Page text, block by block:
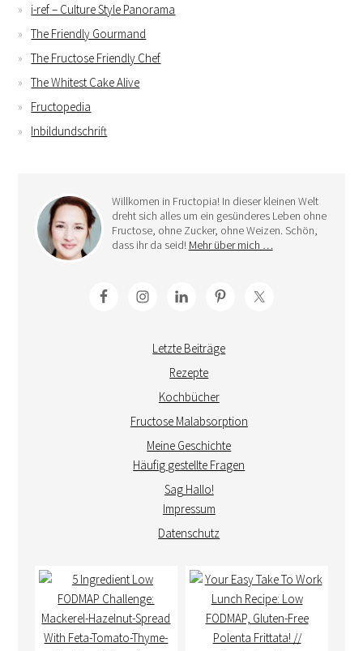
i-ref – Culture Style Panorama
The Friendly Gourmand
The Fructose Friendly Chef
The Whitest Cake Alive
Fructopedia
Inbildundschrift
Willkomen in Fructopia! In dieser kleinen Welt
dreht sich alles um ein gesünderes Leben ohne
Fructose, ohne Zucker, ohne Weizen. Schön,
dass ihr da seid! Mehr über mich …
Letzte Beiträge
Rezepte
Kochbücher
Fructose Malabsorption
Meine Geschichte
Häufig gestellte Fragen
Sag Hallo!
Impressum
Datenschutz